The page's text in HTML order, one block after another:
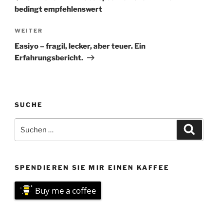
bedingt empfehlenswert
Nächster
Beitrag
WEITER
Easiyo – fragil, lecker, aber teuer. Ein
Erfahrungsbericht.
SUCHE
nach:
SPENDIEREN SIE MIR EINEN KAFFEE
Buy me a coffee